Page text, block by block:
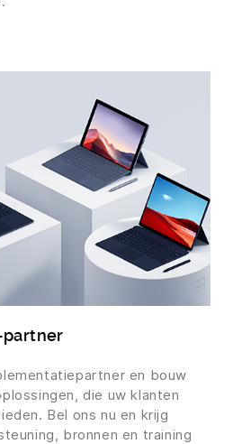
partner
en bouw
die uw klanten
Bel ons nu en krijg
bronnen en training